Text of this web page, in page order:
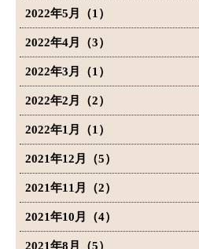
2022年5月（1）
2022年4月（3）
2022年3月（1）
2022年2月（2）
2022年1月（1）
2021年12月（5）
2021年11月（2）
2021年10月（4）
2021年8月（5）